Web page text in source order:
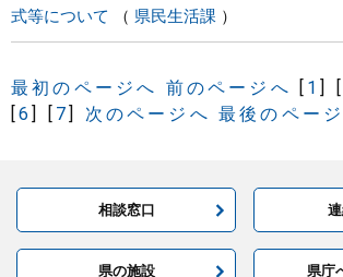
式等について
県民生活課
最初のページへ 前のページへ [ 1]
[6] [ 7] 次のページへ 最後のペー
相談窓口
県の施設 県庁